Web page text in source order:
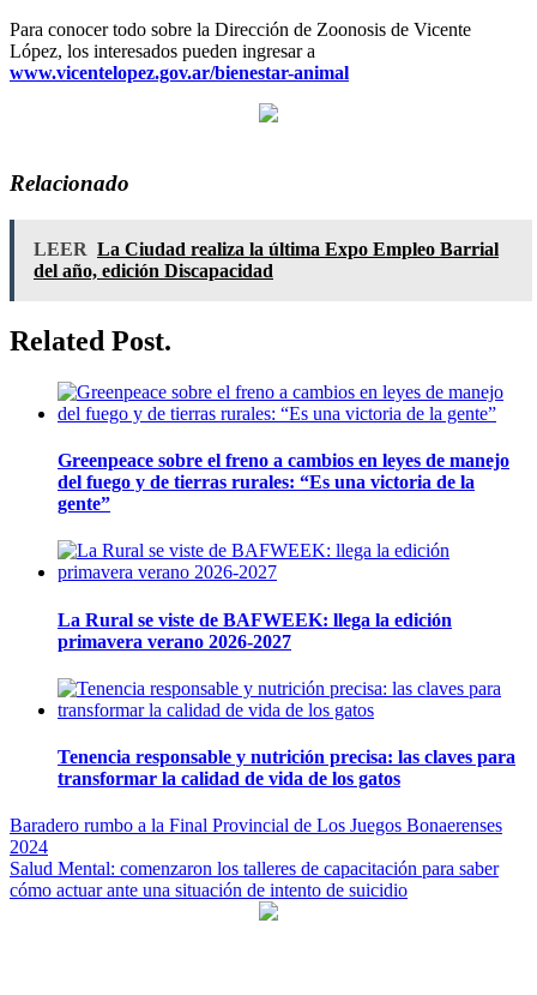
Para conocer todo sobre la Dirección de Zoonosis de Vicente
López, los interesados pueden ingresar a
www.vicentelopez.gov.ar/bienestar-animal
Relacionado
LEER La Ciudad realiza la última Expo Empleo Barrial
del año, edición Discapacidad
Related Post.
Greenpeace sobre el freno a cambios en leyes de manejo
del fuego y de tierras rurales: “Es una victoria de la
gente”
La Rural se viste de BAFWEEK: llega la edición
primavera verano 2026-2027
Tenencia responsable y nutrición precisa: las claves para
transformar la calidad de vida de los gatos
Navegación
de
entradas
Baradero rumbo a la Final Provincial de Los Juegos Bonaerenses
2024
Salud Mental: comenzaron los talleres de capacitación para saber
cómo actuar ante una situación de intento de suicidio